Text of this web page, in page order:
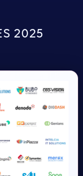
2025